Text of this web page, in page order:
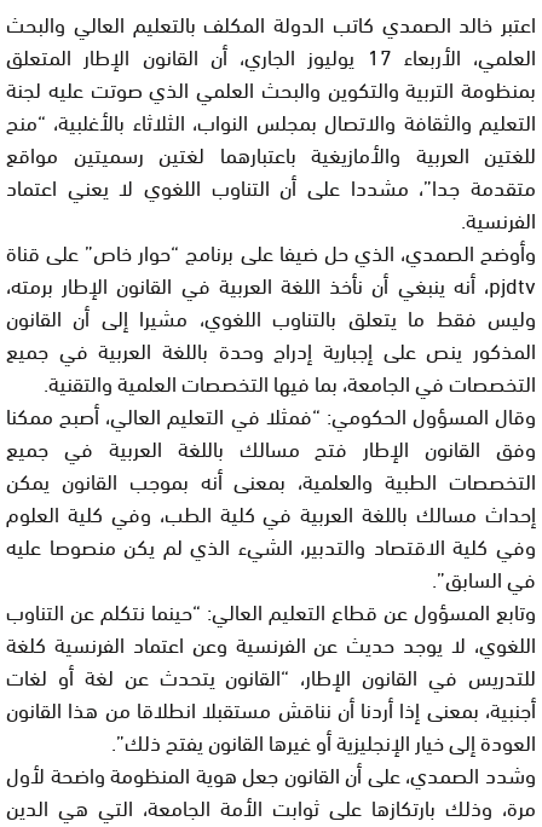
اعتبر خالد الصمدي كاتب الدولة المكلف بالتعليم العالي والبحث
العلمي، الأربعاء 17 يوليوز الجاري، أن القانون الإطار المتعلق
بمنظومة التربية والتكوين والبحث العلمي الذي صوتت عليه لجنة
التعليم والثقافة والاتصال بمجلس النواب، الثلاثاء بالأغلبية، “منح
للغتين العربية والأمازيغية باعتبارهما لغتين رسميتين مواقع
متقدمة جدا”، مشددا على أن التناوب اللغوي لا يعني اعتماد
الفرنسية.
وأوضح الصمدي، الذي حل ضيفا على برنامج “حوار خاص” على قناة
pjdtv، أنه ينبغي أن نأخذ اللغة العربية في القانون الإطار برمته،
وليس فقط ما يتعلق بالتناوب اللغوي، مشيرا إلى أن القانون
المذكور ينص على إجبارية إدراج وحدة باللغة العربية في جميع
التخصصات في الجامعة، بما فيها التخصصات العلمية والتقنية.
وقال المسؤول الحكومي: “فمثلا في التعليم العالي، أصبح ممكنا
وفق القانون الإطار فتح مسالك باللغة العربية في جميع
التخصصات الطبية والعلمية، بمعنى أنه بموجب القانون يمكن
إحداث مسالك باللغة العربية في كلية الطب، وفي كلية العلوم
وفي كلية الاقتصاد والتدبير، الشيء الذي لم يكن منصوصا عليه
في السابق”.
وتابع المسؤول عن قطاع التعليم العالي: “حينما نتكلم عن التناوب
اللغوي، لا يوجد حديث عن الفرنسية وعن اعتماد الفرنسية كلغة
للتدريس في القانون الإطار، “القانون يتحدث عن لغة أو لغات
أجنبية، بمعنى إذا أردنا أن نناقش مستقبلا انطلاقا من هذا القانون
العودة إلى خيار الإنجليزية أو غيرها القانون يفتح ذلك”.
وشدد الصمدي، على أن القانون جعل هوية المنظومة واضحة لأول
مرة، وذلك بارتكازها على ثوابت الأمة الجامعة، التي هي الدين